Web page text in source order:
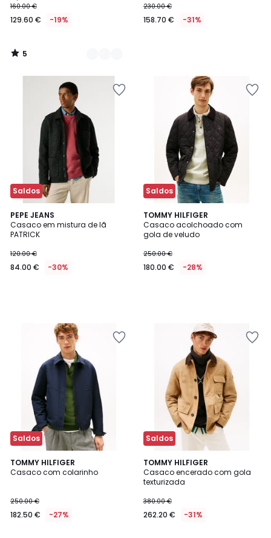
160.00 €
129.60 € -19%
5
/
230.00 €
158.70 € -31%
Saldos
PEPE JEANS
Casaco em mistura de lã
PATRICK
120.00 €
84.00 € -30%
Saldos
TOMMY HILFIGER
Casaco acolchoado com
gola de veludo
250.00 €
180.00 € -28%
Saldos
TOMMY HILFIGER
Casaco com colarinho
250.00 €
182.50 € -27%
Saldos
TOMMY HILFIGER
Casaco encerado com gola
texturizada
380.00 €
262.20 € -31%